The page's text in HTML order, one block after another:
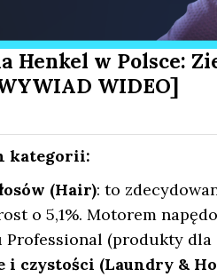
Henkel w Polsce:
WIDEO]
kategorii:
(Hair): to
o 5,1%. Motorem
Professional (produkty
i czystości (Laundry &